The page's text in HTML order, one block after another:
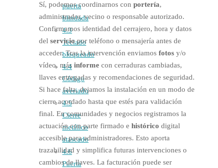
puerta
blindada
4.3
Teclado
bloqueado
4.4
Código
averiado
4.5
Cierre
metálico
atascado
4.6
Puerta
Sí, podemos coordinarnos con portería,
administrador, vecino o responsable autorizado.
Confirmamos identidad del cerrajero, hora y datos
del serviciopor teléfono o mensajería antes de
acceder. Tras la intervención enviamos fotos y/o
vídeo, más informe con cerraduras cambiadas,
llaves entregadas y recomendaciones de seguridad.
Si hace falta, dejamos la instalación en un modo de
cierre acordado hasta que estés para validación
final. En comunidades y negocios registramos la
actuación con parte firmado e histórico digital
accesible para administradores. Esto aporta
trazabilidad y simplifica futuras intervenciones o
cambios de llaves. La facturación puede ser